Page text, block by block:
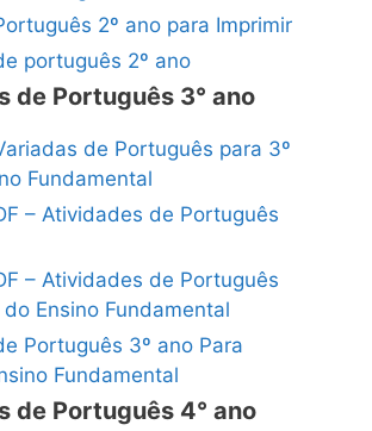
2º ano para Imprimir
português 2º ano
de Português 3° ano
de Português para 3º
Fundamental
– Atividades de Português
– Atividades de Português
Ensino Fundamental
Português 3º ano Para
Fundamental
de Português 4° ano